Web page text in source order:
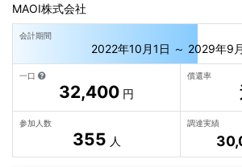
MAOI株式会社
会計期間
2022年10月1日 ～ 2029年9
一口
32,400 円
償還率
参加人数
355 人
調達実績